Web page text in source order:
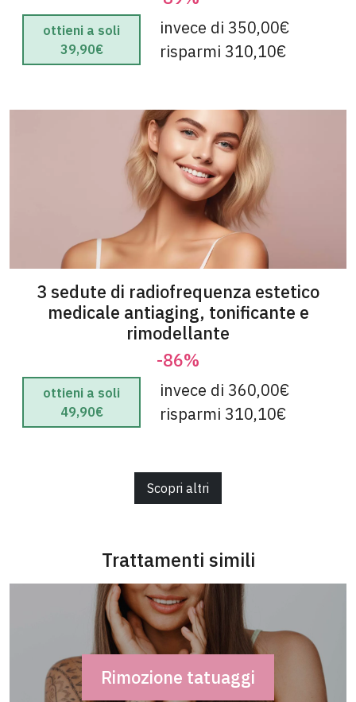
ottieni a soli
39,90€
invece di 350,00€
risparmi 310,10€
3 sedute di radiofrequenza estetico
medicale antiaging, tonificante e
rimodellante
-86%
ottieni a soli
49,90€
invece di 360,00€
risparmi 310,10€
Scopri altri
Trattamenti simili
Rimozione tatuaggi